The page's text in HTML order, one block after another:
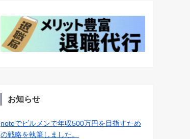
お知らせ
noteでビルメンで年収500万円を目指すため
の戦略を執筆しました。